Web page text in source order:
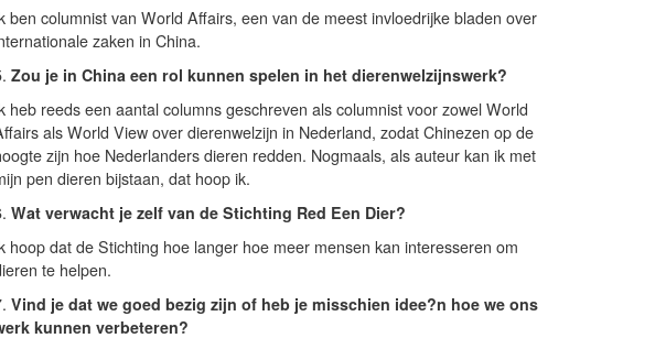
ben columnist van World Affairs, een van de meest invloedrijke bladen over
zaken in China.
Zou je in China een rol kunnen spelen in het dierenwelzijnswerk?
heb reeds een aantal columns geschreven als columnist voor zowel World
als World View over dierenwelzijn in Nederland, zodat Chinezen op de
zijn hoe Nederlanders dieren redden. Nogmaals, als auteur kan ik met
pen dieren bijstaan, dat hoop ik.
Wat verwacht je zelf van de Stichting Red Een Dier?
hoop dat de Stichting hoe langer hoe meer mensen kan interesseren om
te helpen.
Vind je dat we goed bezig zijn of heb je misschien idee?n hoe we ons
kunnen verbeteren?